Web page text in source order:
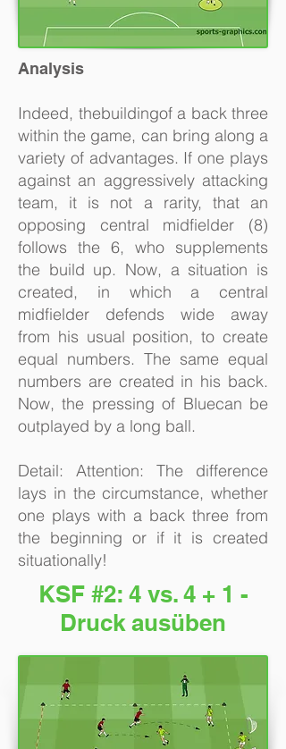
Analysis
Indeed, thebuildingof a back three
within the game, can bring along a
variety of advantages. If one plays
against an aggressively attacking
team, it is not a rarity, that an
opposing central midfielder (8)
follows the 6, who supplements
the build up. Now, a situation is
created, in which a central
midfielder defends wide away
from his usual position, to create
equal numbers. The same equal
numbers are created in his back.
Now, the pressing of Bluecan be
outplayed by a long ball.
Detail: Attention: The difference
lays in the circumstance, whether
one plays with a back three from
the beginning or if it is created
situationally!
KSF #2: 4 vs. 4 + 1 -
Druck ausüben